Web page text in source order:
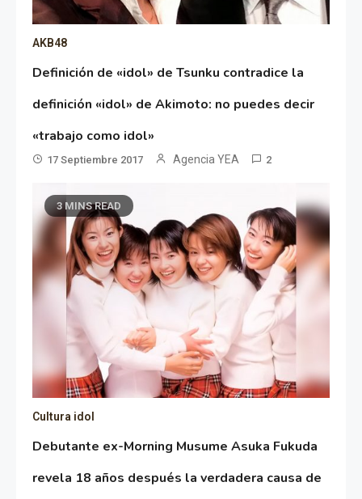
AKB48
Definición de «idol» de Tsunku contradice la
definición «idol» de Akimoto: no puedes decir
«trabajo como idol»
17 Septiembre 2017 Agencia YEA 2
3 MINS READ
Cultura idol
Debutante ex-Morning Musume Asuka Fukuda
revela 18 años después la verdadera causa de